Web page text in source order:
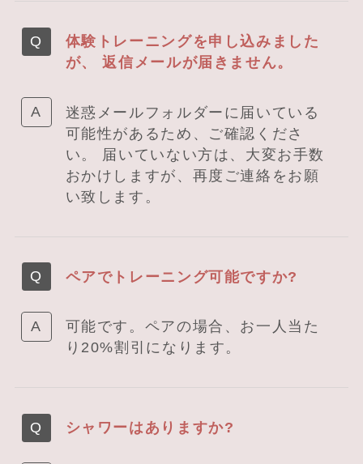
体験トレーニングを申し込みました
が、 返信メールが届きません。
迷惑メールフォルダーに届いている
可能性があるため、ご確認くださ
い。 届いていない方は、大変お手数
おかけしますが、再度ご連絡をお願
い致します。
ペアでトレーニング可能ですか?
可能です。ペアの場合、お一人当た
り20%割引になります。
シャワーはありますか?